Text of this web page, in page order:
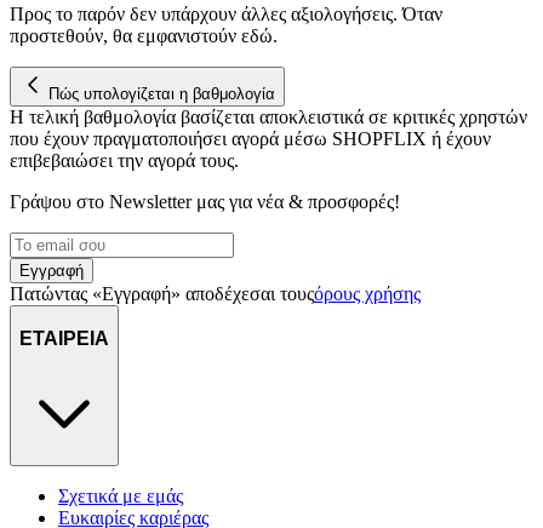
Προς το παρόν δεν υπάρχουν άλλες αξιολογήσεις. Όταν
προστεθούν, θα εμφανιστούν εδώ.
Πώς υπολογίζεται η βαθμολογία
Η τελική βαθμολογία βασίζεται αποκλειστικά σε κριτικές χρηστών
που έχουν πραγματοποιήσει αγορά μέσω SHOPFLIX ή έχουν
επιβεβαιώσει την αγορά τους.
Γράψου στο Νewsletter μας για νέα & προσφορές!
Εγγραφή
Πατώντας «Εγγραφή» αποδέχεσαι τουςόρους χρήσης
ΕΤΑΙΡΕΙΑ
Σχετικά με εμάς
Ευκαιρίες καριέρας